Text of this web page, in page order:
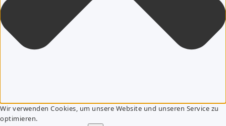
Wir verwenden Cookies, um unsere Website und unseren Service zu
optimieren.